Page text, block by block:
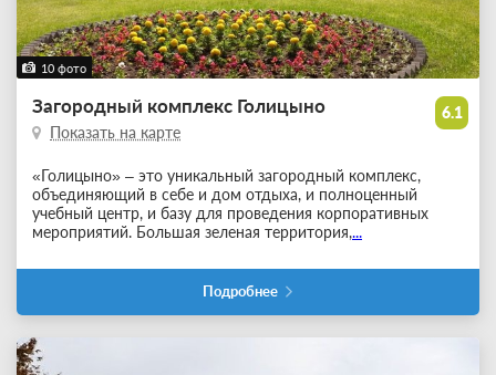
10 фото
6.1
Загородный комплекс Голицыно
Показать на карте
«Голицыно» – это уникальный загородный комплекс,
объединяющий в себе и дом отдыха, и полноценный
учебный центр, и базу для проведения корпоративных
мероприятий. Большая зеленая территория,...
Подробнее